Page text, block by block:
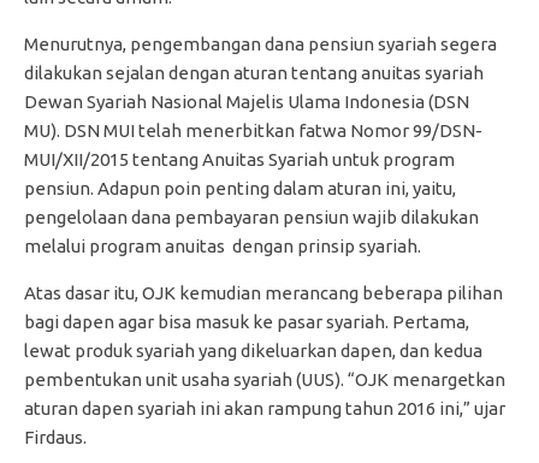
Menurutnya, pengembangan dana pensiun syariah segera
dilakukan sejalan dengan aturan tentang anuitas syariah
Dewan Syariah Nasional Majelis Ulama Indonesia (DSN
MU). DSN MUI telah menerbitkan fatwa Nomor 99/DSN-
MUI/XII/2015 tentang Anuitas Syariah untuk program
pensiun. Adapun poin penting dalam aturan ini, yaitu,
pengelolaan dana pembayaran pensiun wajib dilakukan
melalui program anuitas dengan prinsip syariah.
Atas dasar itu, OJK kemudian merancang beberapa pilihan
bagi dapen agar bisa masuk ke pasar syariah. Pertama,
lewat produk syariah yang dikeluarkan dapen, dan kedua
pembentukan unit usaha syariah (UUS). “OJK menargetkan
aturan dapen syariah ini akan rampung tahun 2016 ini,” ujar
Firdaus.